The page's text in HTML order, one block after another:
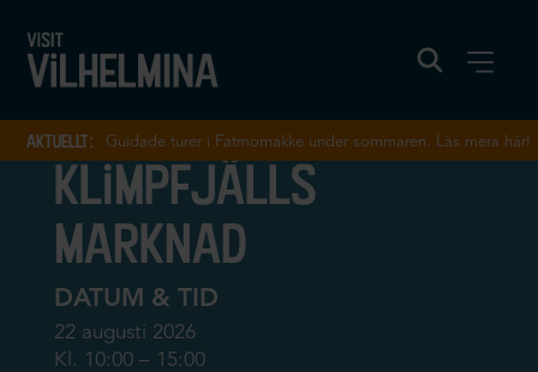
aktuellt: Guidade turer i Fatmomakke under sommaren. Läs mera här!
klimpfjälls
marknad
DATUM & TID
22 augusti 2026
Kl. 10:00 – 15:00